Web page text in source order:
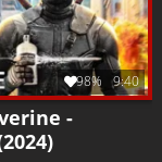
98% 9:40
-